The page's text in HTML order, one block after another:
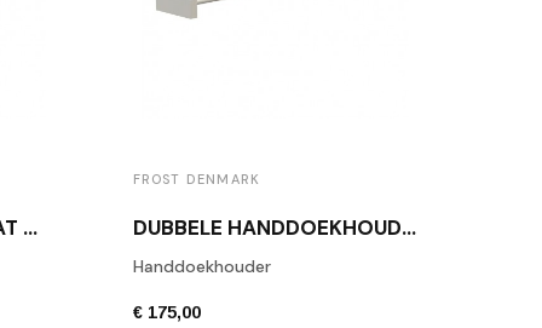
HANDDOEKHOUDER MAT WIT FROST QUADRA
FROST DENMARK
DUBBELE HANDDOEKHOUDER MAT WIT FROST QUADRA
Handdoekhouder
€ 175,00